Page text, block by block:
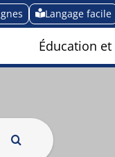
Langage facile
Éducation